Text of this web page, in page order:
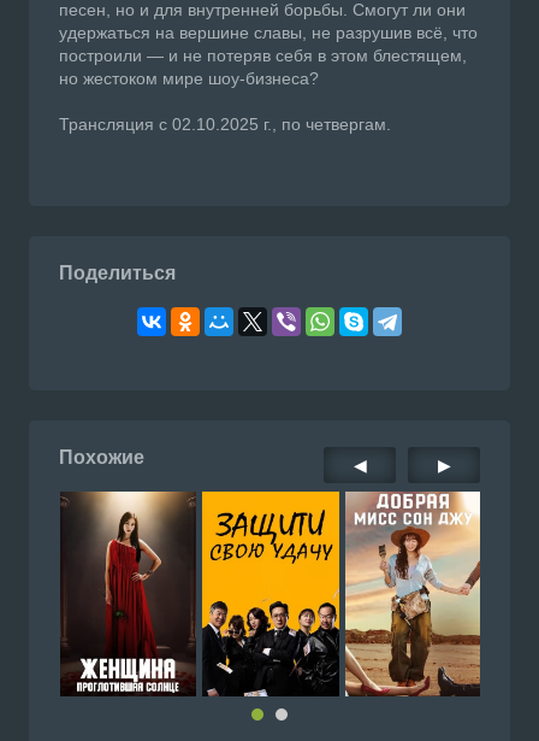
песен, но и для внутренней борьбы. Смогут ли они
удержаться на вершине славы, не разрушив всё, что
построили — и не потеряв себя в этом блестящем,
но жестоком мире шоу-бизнеса?
Трансляция с 02.10.2025 г., по четвергам.
Поделиться
Похожие ◀ ▶